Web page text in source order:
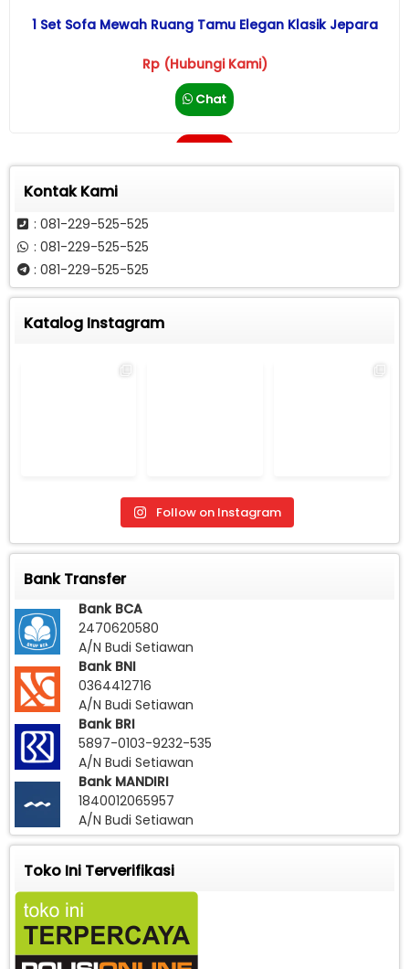
1 Set Sofa Mewah Ruang Tamu Elegan Klasik Jepara
Rp (Hubungi Kami)
Chat
Kontak Kami
: 081-229-525-525
: 081-229-525-525
: 081-229-525-525
Katalog Instagram
Follow on Instagram
Bank Transfer
Bank BCA
2470620580
A/N Budi Setiawan
Bank BNI
0364412716
A/N Budi Setiawan
Bank BRI
5897-0103-9232-535
A/N Budi Setiawan
Bank MANDIRI
1840012065957
A/N Budi Setiawan
Toko Ini Terverifikasi